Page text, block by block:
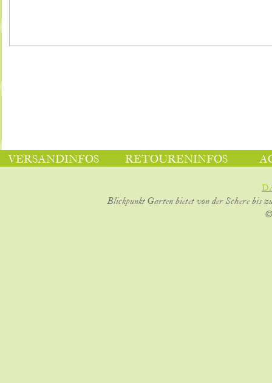
VERSANDINFOS RETOURENINFOS
Blickpunkt Garten bietet von der Schere bis